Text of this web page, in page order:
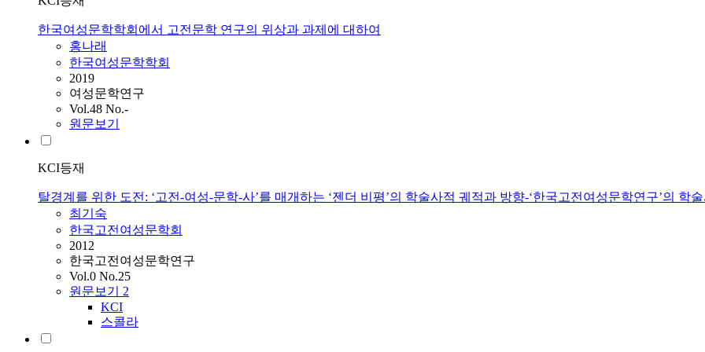
한국여성문학학회에서 고전문학 연구의 위상과 과제에 대하여
홍나래
한국여성문학학회
2019
여성문학연구
Vol.48 No.-
원문보기
KCI등재
탈경계를 위한 도전: ‘고전-여성-문학-사’를 매개하는 ‘젠더 비평’의 학술사적 궤적과 방향-‘한국고전여성문학연구’의 학
최기숙
한국고전여성문학회
2012
한국고전여성문학연구
Vol.0 No.25
원문보기 2
KCI
스콜라